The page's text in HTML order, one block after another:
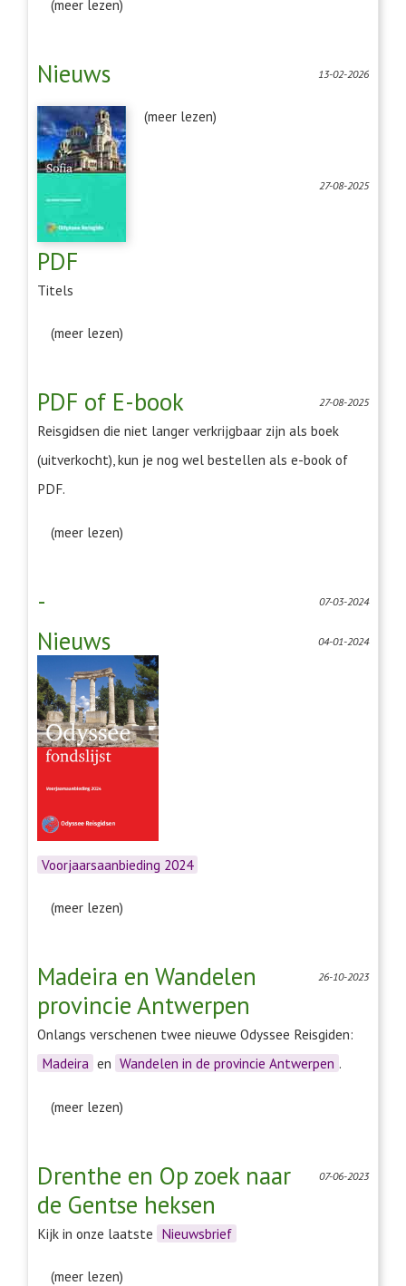
(meer lezen)
13-02-2026
Nieuws
(meer lezen)
27-08-2025
PDF
Titels
(meer lezen)
27-08-2025
PDF of E-book
Reisgidsen die niet langer verkrijgbaar zijn als boek
(uitverkocht), kun je nog wel bestellen als e-book of
PDF.
(meer lezen)
07-03-2024
-
04-01-2024
Nieuws
Voorjaarsaanbieding 2024
(meer lezen)
26-10-2023
Madeira en Wandelen
provincie Antwerpen
Onlangs verschenen twee nieuwe Odyssee Reisgiden:
Madeira en Wandelen in de provincie Antwerpen .
(meer lezen)
07-06-2023
Drenthe en Op zoek naar
de Gentse heksen
Kijk in onze laatste Nieuwsbrief
(meer lezen)